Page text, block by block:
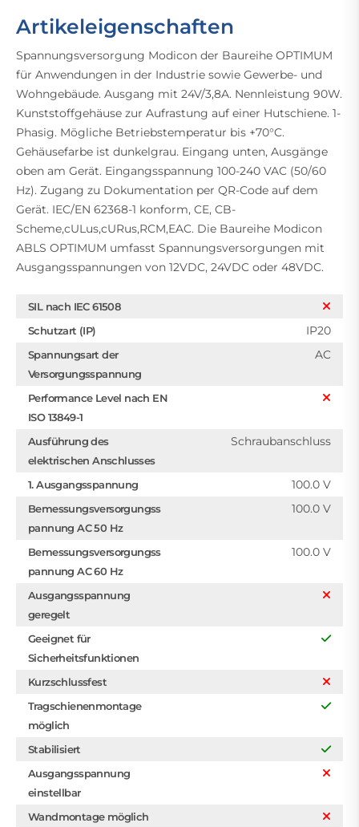
Artikeleigenschaften
Spannungsversorgung Modicon der Baureihe OPTIMUM
für Anwendungen in der Industrie sowie Gewerbe- und
Wohngebäude. Ausgang mit 24V/3,8A. Nennleistung 90W.
Kunststoffgehäuse zur Aufrastung auf einer Hutschiene. 1-
Phasig. Mögliche Betriebstemperatur bis +70°C.
Gehäusefarbe ist dunkelgrau. Eingang unten, Ausgänge
oben am Gerät. Eingangsspannung 100-240 VAC (50/60
Hz). Zugang zu Dokumentation per QR-Code auf dem
Gerät. IEC/EN 62368-1 konform, CE, CB-
Scheme,cULus,cURus,RCM,EAC. Die Baureihe Modicon
ABLS OPTIMUM umfasst Spannungsversorgungen mit
Ausgangsspannungen von 12VDC, 24VDC oder 48VDC.
SIL nach IEC 61508
Schutzart (IP)
IP20
Spannungsart der
Versorgungsspannung
AC
Performance Level nach EN
ISO 13849-1
Ausführung des
elektrischen Anschlusses
Schraubanschluss
1. Ausgangsspannung 100.0 V
Bemessungsversorgungss
pannung AC 50 Hz
100.0 V
Bemessungsversorgungss
pannung AC 60 Hz
100.0 V
Ausgangsspannung
geregelt
Geeignet für
Sicherheitsfunktionen
Kurzschlussfest
Tragschienenmontage
möglich
Stabilisiert
Ausgangsspannung
einstellbar
Wandmontage möglich